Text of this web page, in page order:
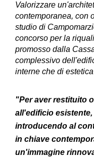
Valorizzare
contemporanea, con
studio di
concorso per la
promosso dalla
complessivo
interne che di
"Per aver restituito
all'edificio
introducendo al
in chiave
un'immagine